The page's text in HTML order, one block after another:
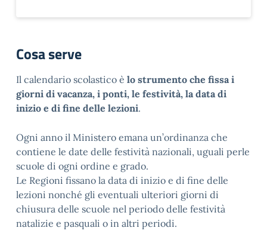
Cosa serve
Il calendario scolastico è lo strumento che fissa i
giorni di vacanza, i ponti, le festività, la data di
inizio e di fine delle lezioni.
Ogni anno il Ministero emana un’ordinanza che
contiene le date delle festività nazionali, uguali perle
scuole di ogni ordine e grado.
Le Regioni fissano la data di inizio e di fine delle
lezioni nonché gli eventuali ulteriori giorni di
chiusura delle scuole nel periodo delle festività
natalizie e pasquali o in altri periodi.